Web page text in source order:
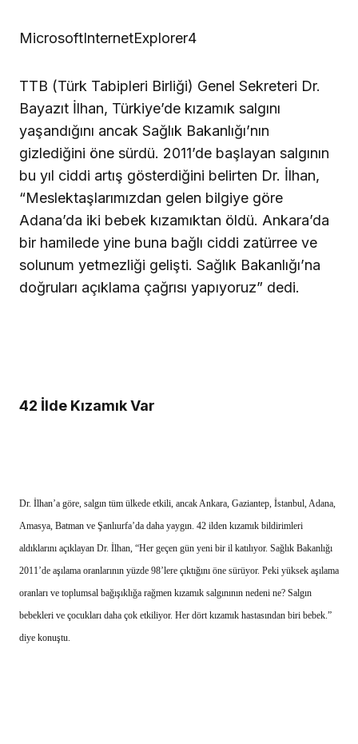
MicrosoftInternetExplorer4
TTB (Türk Tabipleri Birliği) Genel Sekreteri Dr.
Bayazıt İlhan, Türkiye’de kızamık salgını
yaşandığını ancak Sağlık Bakanlığı’nın
gizlediğini öne sürdü. 2011’de başlayan salgının
bu yıl ciddi artış gösterdiğini belirten Dr. İlhan,
“Meslektaşlarımızdan gelen bilgiye göre
Adana’da iki bebek kızamıktan öldü. Ankara’da
bir hamilede yine buna bağlı ciddi zatürree ve
solunum yetmezliği gelişti. Sağlık Bakanlığı’na
doğruları açıklama çağrısı yapıyoruz” dedi.
42 İlde Kızamık Var
Dr. İlhan’a göre, salgın tüm ülkede etkili, ancak Ankara, Gaziantep, İstanbul, Adana,
Amasya, Batman ve Şanlıurfa’da daha yaygın. 42 ilden kızamık bildirimleri
aldıklarını açıklayan Dr. İlhan, “Her geçen gün yeni bir il katılıyor. Sağlık Bakanlığı
2011’de aşılama oranlarının yüzde 98’lere çıktığını öne sürüyor. Peki yüksek aşılama
oranları ve toplumsal bağışıklığa rağmen kızamık salgınının nedeni ne? Salgın
bebekleri ve çocukları daha çok etkiliyor. Her dört kızamık hastasından biri bebek.”
diye konuştu.